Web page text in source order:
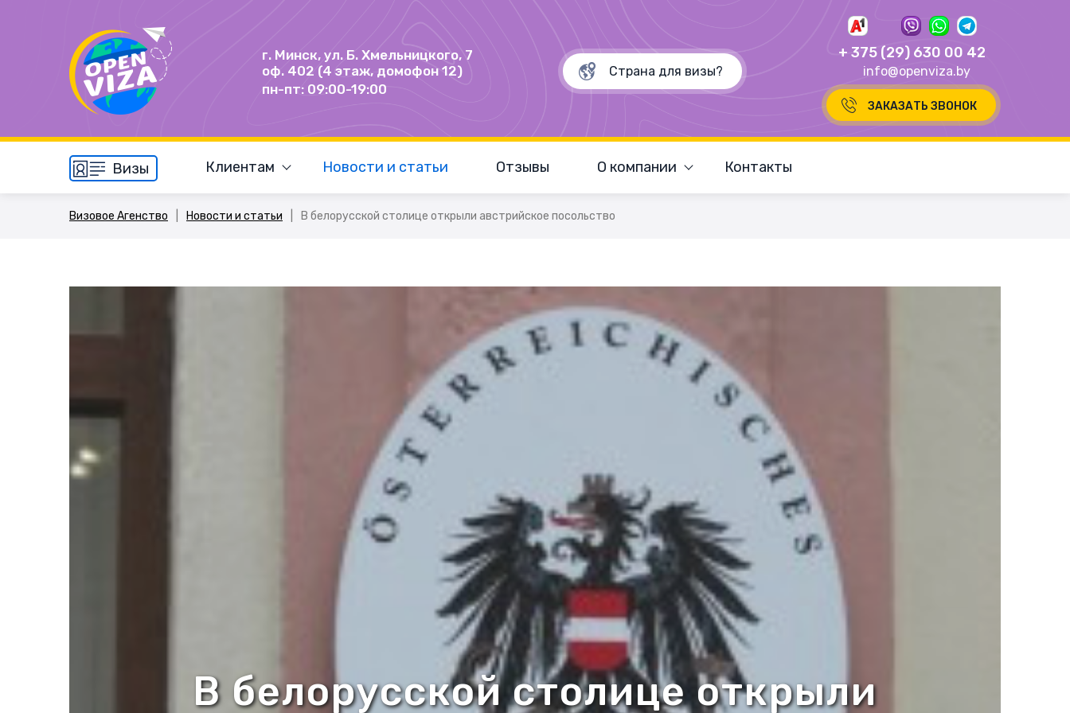
г. Минск, ул. Б. Хмельницкого, 7
оф. 402 (4 этаж, домофон 12)
пн-пт: 09:00-19:00
+ 375 (29) 630 00 42
info@openviza.by
ЗАКАЗАТЬ ЗВОНОК
Визы Клиентам Новости и статьи Отзывы О компании Контакты
Визовое Агенство Новости и статьи В белорусской столице открыли австрийское посольство
В белорусской столице открыли